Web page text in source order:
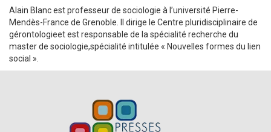
Alain Blanc est professeur de sociologie à l’université Pierre-
Mendès-France de Grenoble. Il dirige le Centre pluridisciplinaire de
gérontologieet est responsable de la spécialité recherche du
master de sociologie,spécialité intitulée « Nouvelles formes du lien
social ».